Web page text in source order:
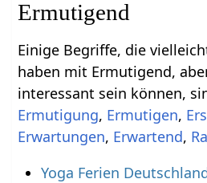
Einige Begriffe, die
haben mit Ermutigend‏‎, aber vielleicht doch
interessant sein können,
, ,
, ,
Yoga Ferien